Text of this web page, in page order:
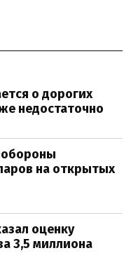
о дорогих
недостаточно
на открытых
оценку
3,5 миллиона